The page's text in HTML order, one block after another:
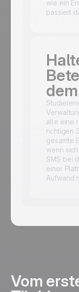
wie ein
passiert
alle eine
richtigen
gesamte
wenn
SMS bei
einer
Aufwand
Vom